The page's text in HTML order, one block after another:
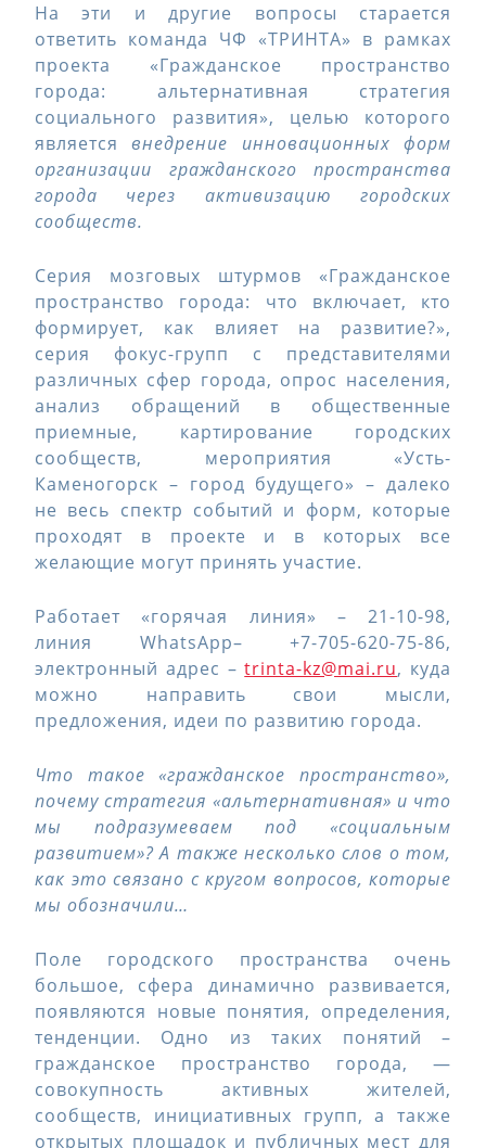
На эти и другие вопросы старается
ответить команда ЧФ «ТРИНТА» в рамках
проекта «Гражданское пространство
города: альтернативная стратегия
социального развития», целью которого
являетсявнедрение инновационных форм
организации гражданского пространства
города через активизацию городских
сообществ.
Серия мозговых штурмов «Гражданское
пространство города: что включает, кто
формирует, как влияет на развитие?»,
серия фокус-групп с представителями
различных сфер города, опрос населения,
анализ обращений в общественные
приемные, картирование городских
сообществ, мероприятия «Усть-
Каменогорск – город будущего» – далеко
не весь спектр событий и форм, которые
проходят в проекте и в которых все
желающие могут принять участие.
Работает «горячая линия» – 21-10-98,
линия WhatsApp– +7-705-620-75-86,
электронный адрес –trinta-kz@mai.ru, куда
можно направить свои мысли,
предложения, идеи по развитию города.
Что такое «гражданское пространство»,
почему стратегия «альтернативная» и что
мы подразумеваем под «социальным
развитием»? А также несколько слов о том,
как это связано с кругом вопросов, которые
мы обозначили…
Поле городского пространства очень
большое, сфера динамично развивается,
появляются новые понятия, определения,
тенденции. Одно из таких понятий –
гражданское пространство города, —
совокупность активных жителей,
сообществ, инициативных групп, а также
открытых площадок и публичных мест для